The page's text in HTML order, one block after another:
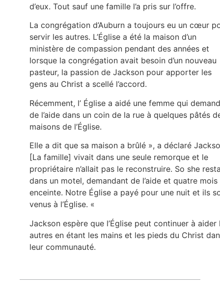
d’eux. Tout sauf une famille l’a pris sur l’offre.
La congrégation d’Auburn a toujours eu un cœur
servir les autres. L’Église a été la maison d’un
ministère de compassion pendant des années et
lorsque la congrégation avait besoin d’un nouveau
pasteur, la passion de Jackson pour apporter les
gens au Christ a scellé l’accord.
Récemment, l’ Église a aidé une femme qui
de l’aide dans un coin de la rue à quelques pâtés
maisons de l’Église.
Elle a dit que sa maison a brûlé », a déclaré
[La famille] vivait dans une seule remorque et le
propriétaire n’allait pas le reconstruire. So she
dans un motel, demandant de l’aide et quatre mois
enceinte. Notre Église a payé pour une nuit et ils
venus à l’Église. «
Jackson espère que l’Église peut continuer à aider
autres en étant les mains et les pieds du Christ
leur communauté.